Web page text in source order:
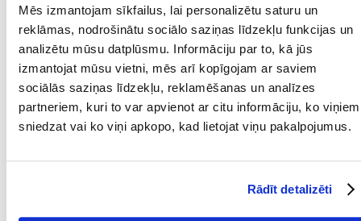
Mēs izmantojam sīkfailus, lai personalizētu saturu un
reklāmas, nodrošinātu sociālo saziņas līdzekļu funkcijas un
analizētu mūsu datplūsmu. Informāciju par to, kā jūs
izmantojat mūsu vietni, mēs arī kopīgojam ar saviem
sociālās saziņas līdzekļu, reklamēšanas un analīzes
partneriem, kuri to var apvienot ar citu informāciju, ko viņiem
sniedzat vai ko viņi apkopo, kad lietojat viņu pakalpojumus.
Rādīt detalizēti
IEPAKOJUMA SVARS
(KG):
20
PRODUKTU LĪNIJA: Royal Canin Outdoor 30
ROYAL CANIN
Mērķis